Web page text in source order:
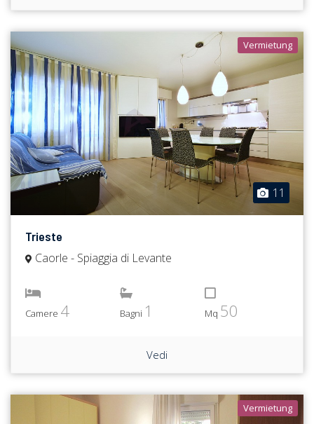
Vermietung
11
Trieste
Caorle - Spiaggia di Levante
Camere 4 Bagni 1 Mq 50
Vedi
Vermietung